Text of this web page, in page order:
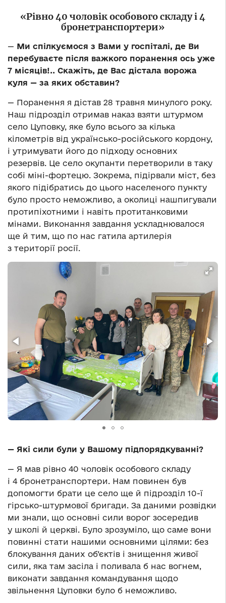
«Рівно 40 чоловік особового складу і 4
бронетранспортери»
— Ми спілкуємося з Вами у госпіталі, де Ви
перебуваєте після важкого поранення ось уже
7 місяців!.. Скажіть, де Вас дістала ворожа
куля — за яких обставин?
— Поранення я дістав 28 травня минулого року.
Наш підрозділ отримав наказ взяти штурмом
село Цуповку, яке було всього за кілька
кілометрів від українсько-російського кордону,
і утримувати його до підходу основних
резервів. Це село окупанти перетворили в таку
собі міні-фортецю. Зокрема, підірвали міст, без
якого підібратись до цього населеного пункту
було просто неможливо, а околиці нашпигували
протипіхотними і навіть протитанковими
мінами. Виконання завдання ускладнювалося
ще й тим, що по нас гатила артилерія
з території росії.
— Які сили були у Вашому підпорядкуванні?
— Я мав рівно 40 чоловік особового складу
і 4 бронетранспортери. Нам повинен був
допомогти брати це село ще й підрозділ 10-ї
гірсько-штурмової бригади. За даними розвідки
ми знали, що основні сили ворог зосередив
у школі й церкві. Було зрозуміло, що саме вони
повинні стати нашими основними цілями: без
блокування даних об’єктів і знищення живої
сили, яка там засіла і поливала б нас вогнем,
виконати завдання командування щодо
звільнення Цуповки було б неможливо.